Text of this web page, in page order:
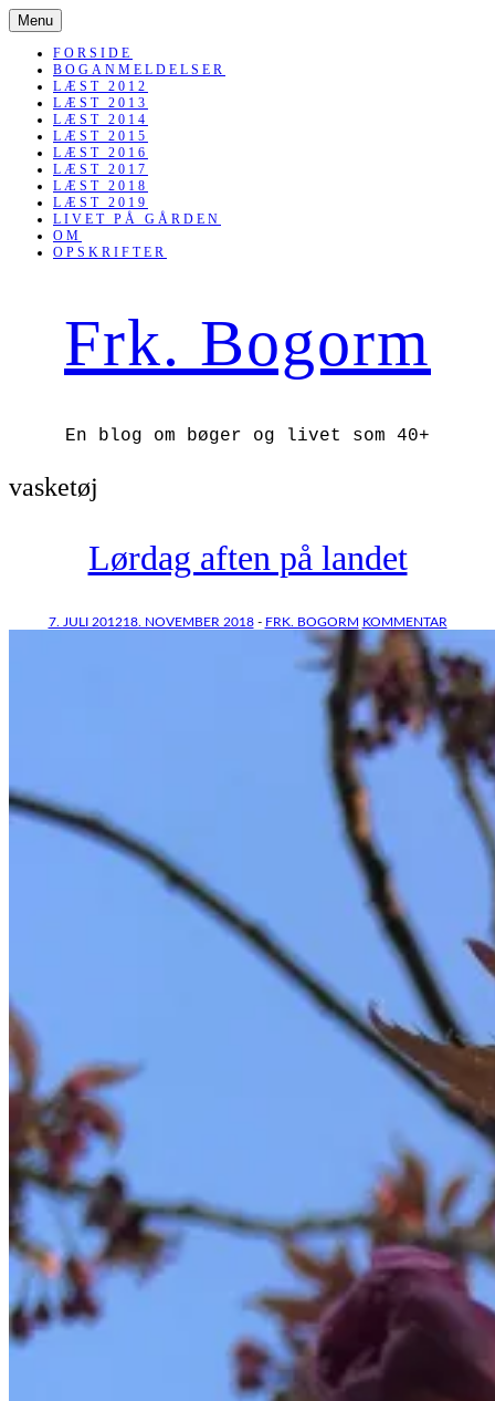
Menu SKIP
TO
CONTENT
FORSIDE
BOGANMELDELSER
LÆST 2012
LÆST 2013
LÆST 2014
LÆST 2015
LÆST 2016
LÆST 2017
LÆST 2018
LÆST 2019
LIVET PÅ GÅRDEN
OM
OPSKRIFTER
Frk. Bogorm
En blog om bøger og livet som 40+
vasketøj
Lørdag aften på landet
7. JULI 201218. NOVEMBER 2018- FRK. BOGORM KOMMENTAR